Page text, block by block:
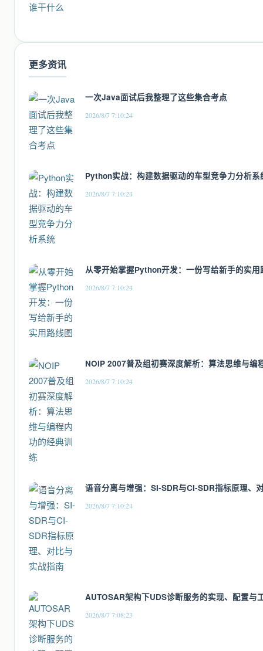
更多资讯
一次Java面试后我整理了这些集合考点
2026/8/7 7:10:24
Python实战：构建数据驱动的车型竞争力分析系
2026/8/7 7:10:24
从零开始掌握Python开发：一份写给新手的实用
2026/8/7 7:10:24
NOIP 2007普及组初赛深度解析：算法思维与编
2026/8/7 7:10:24
语音分离与增强：SI-SDR与CI-SDR指标原理、
2026/8/7 7:10:24
AUTOSAR架构下UDS诊断服务的实现、配置与
2026/8/7 7:08:23